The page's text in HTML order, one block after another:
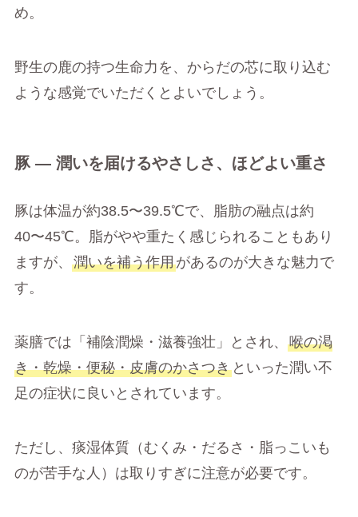
め。
野生の鹿の持つ生命力を、からだの芯に取り込む
ような感覚でいただくとよいでしょう。
豚 ― 潤いを届けるやさしさ、ほどよい重さ
豚は体温が約38.5〜39.5℃で、脂肪の融点は約
40〜45℃。脂がやや重たく感じられることもあり
ますが、 潤いを補う作用があるのが大きな魅力で
す。
薬膳では「補陰潤燥・滋養強壮」とされ、 喉の渇
き・乾燥・便秘・皮膚のかさつきといった潤い不
足の症状に良いとされています。
ただし、痰湿体質（むくみ・だるさ・脂っこいも
のが苦手な人）は取りすぎに注意が必要です。